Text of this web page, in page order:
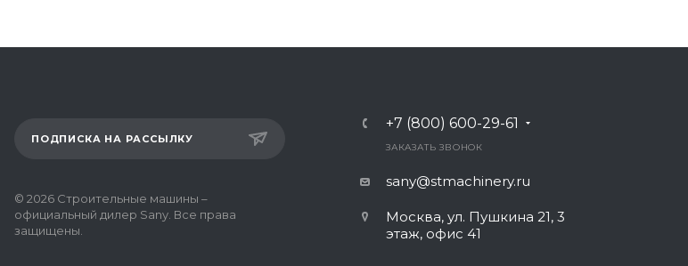
ПОДПИСКА НА РАССЫЛКУ
© 2026 Строительные машины –
официальный дилер Sany. Все права
защищены.
+7 (800) 600-29-61
ЗАКАЗАТЬ ЗВОНОК
sany@stmachinery.ru
Москва, ул. Пушкина 21, 3
этаж, офис 41